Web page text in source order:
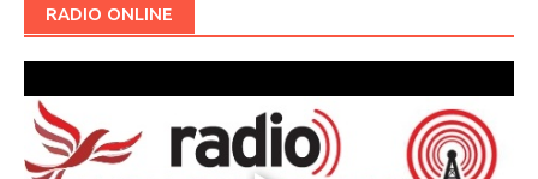
RADIO ONLINE